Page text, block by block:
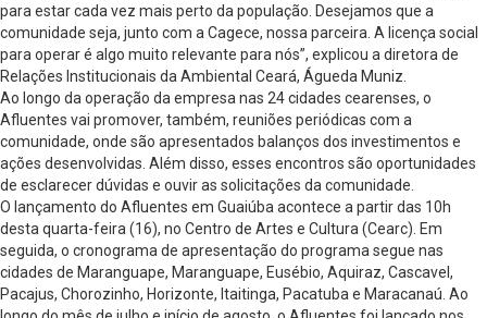
para estar cada vez mais perto da população. Desejamos que a
comunidade seja, junto com a Cagece, nossa parceira. A licença social
para operar é algo muito relevante para nós”, explicou a diretora de
Relações Institucionais da Ambiental Ceará, Águeda Muniz.
Ao longo da operação da empresa nas 24 cidades cearenses, o
Afluentes vai promover, também, reuniões periódicas com a
comunidade, onde são apresentados balanços dos investimentos e
ações desenvolvidas. Além disso, esses encontros são oportunidades
de esclarecer dúvidas e ouvir as solicitações da comunidade.
O lançamento do Afluentes em Guaiúba acontece a partir das 10h
desta quarta-feira (16), no Centro de Artes e Cultura (Cearc). Em
seguida, o cronograma de apresentação do programa segue nas
cidades de Maranguape, Maranguape, Eusébio, Aquiraz, Cascavel,
Pacajus, Chorozinho, Horizonte, Itaitinga, Pacatuba e Maracanaú. Ao